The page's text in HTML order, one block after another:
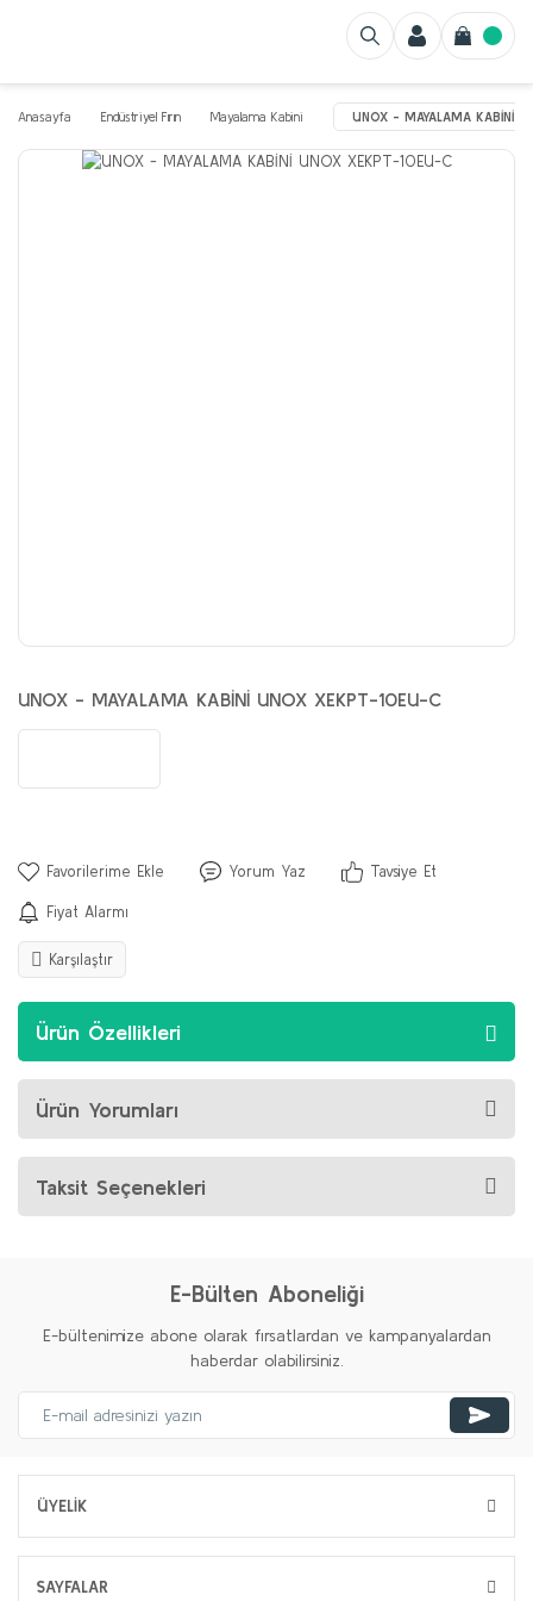
Anasayfa Endüstriyel Fırın Mayalama Kabini UNOX - MAYALAMA KABİNİ
UNOX - MAYALAMA KABİNİ UNOX XEKPT-10EU-C
Yorum Yaz Tavsiye Et
Fiyat Alarmı
Karşılaştır
Ürün Özellikleri
Ürün Yorumları
Taksit Seçenekleri
E-Bülten Aboneliği
E-bültenimize abone olarak fırsatlardan ve kampanyalardan
haberdar olabilirsiniz.
ÜYELİK
SAYFALAR